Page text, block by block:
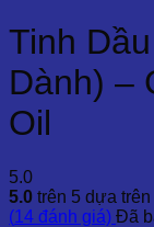
Tinh
Dành) –
Oil
5.0
5.0 trên 5 dựa trên
(14 đánh giá) Đã